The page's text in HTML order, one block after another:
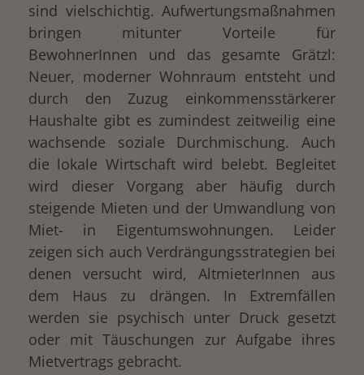
sind vielschichtig. Aufwertungsmaßnahmen
bringen mitunter Vorteile für
BewohnerInnen und das gesamte Grätzl:
Neuer, moderner Wohnraum entsteht und
durch den Zuzug einkommensstärkerer
Haushalte gibt es zumindest zeitweilig eine
wachsende soziale Durchmischung. Auch
die lokale Wirtschaft wird belebt. Begleitet
wird dieser Vorgang aber häufig durch
steigende Mieten und der Umwandlung von
Miet- in Eigentumswohnungen. Leider
zeigen sich auch Verdrängungsstrategien bei
denen versucht wird, AltmieterInnen aus
dem Haus zu drängen. In Extremfällen
werden sie psychisch unter Druck gesetzt
oder mit Täuschungen zur Aufgabe ihres
Mietvertrags gebracht.